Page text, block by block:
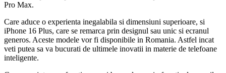
Pro Max.
Care aduce o experienta inegalabila si dimensiuni superioare, si
iPhone 16 Plus, care se remarca prin designul sau unic si ecranul
generos. Aceste modele vor fi disponibile in Romania. Astfel incat
veti putea sa va bucurati de ultimele inovatii in materie de telefoane
inteligente.